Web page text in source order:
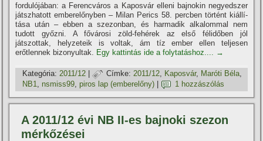
fordulójában: a Ferencváros a Kaposvár elleni bajnokin negyedszer
játszhatott emberelőnyben – Milan Perics 58. percben történt kiállí­
tása után – ebben a szezonban, és harmadik alkalommal nem
tudott győzni. A fővárosi zöld-fehérek az első félidőben jól
játszottak, helyzeteik is voltak, ám tí­z ember ellen teljesen
erőtlennek bizonyultak.
Egy kattintás ide a folytatáshoz.... →
Kategória: 2011/12 | Címke: 2011/12, Kaposvár, Maróti Béla,
NB1, nsmiss99,piros lap (emberelőny) 1 hozzászólás
A 2011/12 évi NB II-es bajnoki szezon
mérkőzései